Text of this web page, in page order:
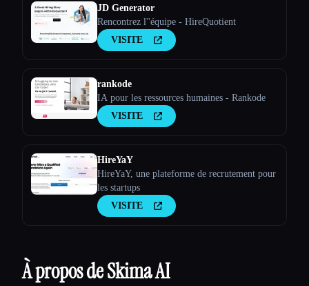
JD Generator
Rencontrez l''équipe - HireQuotient
VISITE
rankode
IA pour les ressources humaines - Rankode
VISITE
HireYaY
HireYaY, une plateforme de recrutement pour
les startups
VISITE
À propos de Skima AI